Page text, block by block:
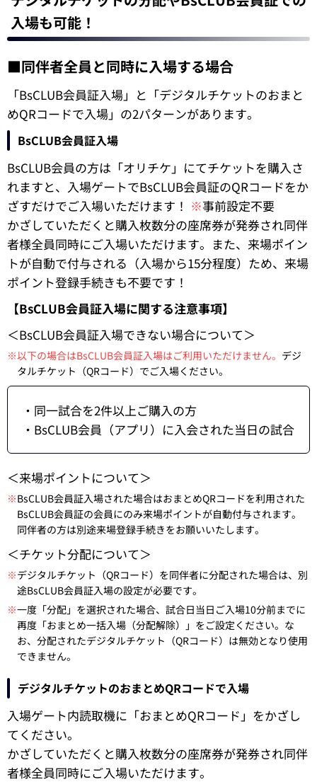
入場も可能！
■同伴者全員と同時に入場する場合
「BsCLUB会員証入場」と「デジタルチケットのおまと
めQRコードで入場」の2パターンがあります。
BsCLUB会員証入場
BsCLUB会員の方は「オリチケ」にてチケットを購入さ
れますと、入場ゲートでBsCLUB会員証のQRコードをか
ざすだけでご入場いただけます！ ※事前設定不要
かざしていただくと購入枚数分の座席券が発券され同伴
者様全員同時にご入場いただけます。また、来場ポイン
トが自動で付与される（入場から15分程度）ため、来場
ポイント登録手続きも不要です！
【BsCLUB会員証入場に関する注意事項】
＜BsCLUB会員証入場できない場合について＞
※以下の場合はBsCLUB会員証入場はご利用いただけません。 デジ
タルチケット（QRコード）でご入場ください。
・同一試合を2件以上ご購入の方
・BsCLUB会員（アプリ）に入会された当日の試合
＜来場ポイントについて＞
※BsCLUB会員証入場された場合はおまとめQRコードを利用された
BsCLUB会員証の会員にのみ来場ポイントが自動付与されます。
同伴者の方は別途来場登録手続きをお願いいたします。
＜チケット分配について＞
※デジタルチケット（QRコード）を同伴者に分配された場合は、別
途BsCLUB会員証入場の設定が必要です。
※一度「分配」を選択された場合、試合日当日ご入場10分前までに
再度「おまとめ一括入場（分配解除）」をご設定ください。な
お、分配されたデジタルチケット（QRコード）は無効となり使用
できません。
デジタルチケットのおまとめQRコードで入場
入場ゲート内読取機に「おまとめQRコード」をかざし
てください。
かざしていただくと購入枚数分の座席券が発券され同伴
者様全員同時にご入場いただけます。